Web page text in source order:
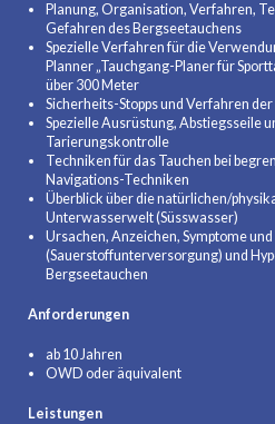
Planung, Organisation, Verfahren,
Gefahren des Bergseetauchens
Spezielle Verfahren für die
Planner „Tauchgang-Planer für
über 300 Meter
Sicherheits-Stopps und Verfahren
Spezielle Ausrüstung, Abstiegsseile
Tarierungskontrolle
Techniken für das Tauchen bei
Navigations-Techniken
Überblick über die natürlichen/
Unterwasserwelt (Süsswasser)
Ursachen, Anzeichen, Symptome
(Sauerstoffunterversorgung) und
Bergseetauchen
Anforderungen
ab 10 Jahren
OWD oder äquivalent
Leistungen